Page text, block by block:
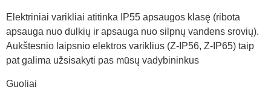
Elektriniai varikliai atitinka IP55 apsaugos klasę (ribota
apsauga nuo dulkių ir apsauga nuo silpnų vandens srovių).
Aukštesnio laipsnio elektros variklius (Z-IP56, Z-IP65) taip
pat galima užsisakyti pas mūsų vadybininkus
Guoliai